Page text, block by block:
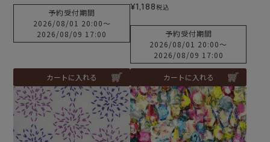
予約受付期間
2026/08/01 20:00〜
2026/08/09 17:00
カートに入れる
¥1,188税込
予約受付期間
2026/08/01 20:00〜
2026/08/09 17:00
カートに入れる